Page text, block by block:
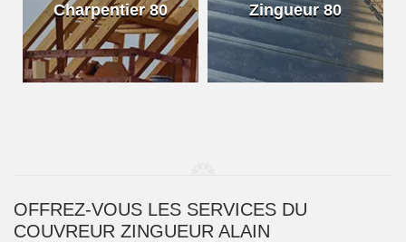
Charpentier 80 Zingueur 80
OFFREZ-VOUS LES SERVICES DU
COUVREUR ZINGUEUR ALAIN